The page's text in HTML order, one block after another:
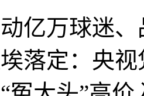
万球迷、
落定：央